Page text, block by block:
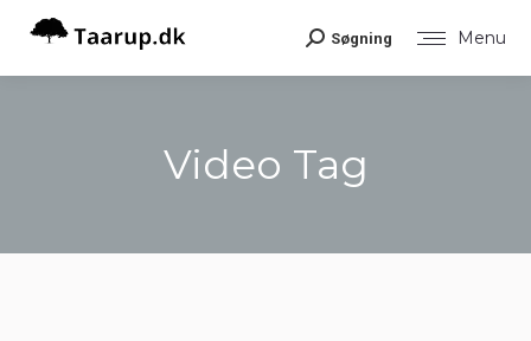
Menu
Search:
Søgning
Video Tag